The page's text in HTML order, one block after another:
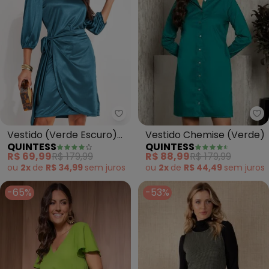
Quintess - Vestido (Verde
Vestido (Verde Escuro)
em Malha Acetinada
QUINTESS
R$ 69,99R$ 179,99
ou 2x de R$ 34,99 sem juros
Vestido Chemise (Verde)
QUINTESS
R$ 88,99R$ 179,99
ou 2x de R$ 44,49 sem juros
-65% -53%